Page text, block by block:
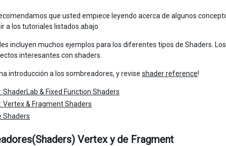
que usted empiece leyendo acerca de algunos
a los tutoriales listados abajo.
incluyen muchos ejemplos para los diferentes tipos de Shaders. Los
interesantes con shaders.
introducción a los sombreadores, y revise shader reference!
ShaderLab & Fixed Function Shaders
Vertex & Fragment Shaders
Shaders
Vertex y de Fragment